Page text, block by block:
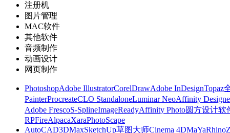
注册机
图片管理
MAC软件
其他软件
音频制作
动画设计
网页制作
PhotoshopAdobe IllustratorCorelDrawAdobe InDesignTopaz
PainterProcreateCLO StandaloneLuminar NeoAffinity
Adobe FrescoS-SplineImageReadyAffinity Photo圆方设计软
RPFireAlpacaXaraPhotoScape
AutoCAD3DMaxSketchUp草图大师Cinema 4DMaYaRhino